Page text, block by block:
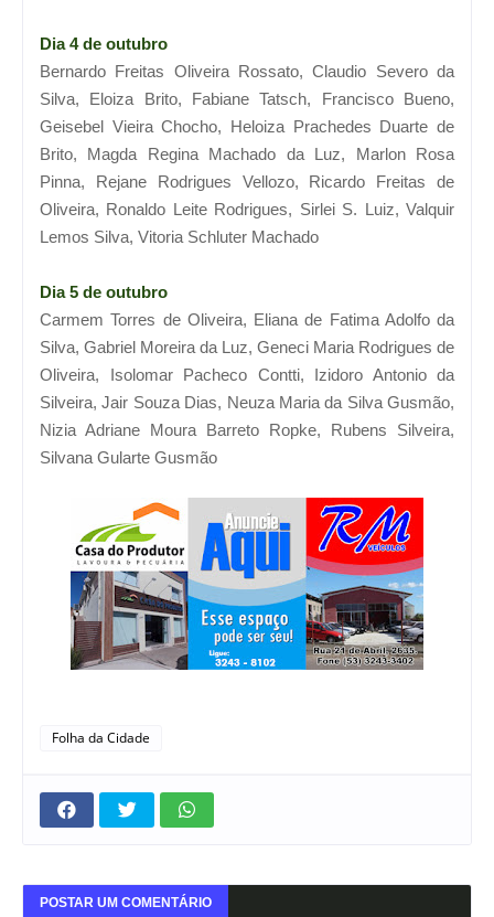
Dia 4 de outubro
Bernardo Freitas Oliveira Rossato, Claudio Severo da
Silva, Eloiza Brito, Fabiane Tatsch, Francisco Bueno,
Geisebel Vieira Chocho, Heloiza Prachedes Duarte de
Brito, Magda Regina Machado da Luz, Marlon Rosa
Pinna, Rejane Rodrigues Vellozo, Ricardo Freitas de
Oliveira, Ronaldo Leite Rodrigues, Sirlei S. Luiz, Valquir
Lemos Silva, Vitoria Schluter Machado
Dia 5 de outubro
Carmem Torres de Oliveira, Eliana de Fatima Adolfo da
Silva, Gabriel Moreira da Luz, Geneci Maria Rodrigues de
Oliveira, Isolomar Pacheco Contti, Izidoro Antonio da
Silveira, Jair Souza Dias, Neuza Maria da Silva Gusmão,
Nizia Adriane Moura Barreto Ropke, Rubens Silveira,
Silvana Gularte Gusmão
Folha da Cidade
POSTAR UM COMENTÁRIO